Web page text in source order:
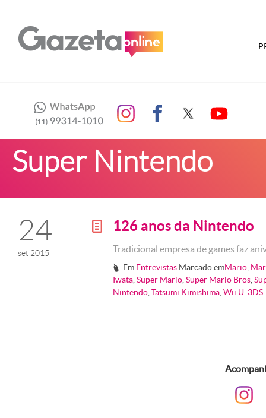
Super Nintendo
24
set 2015
g 126 anos da Nintendo
Tradicional empresa de games faz
# Em Entrevistas Marcado emMario
Iwata Super Mario Super Mario Bros
Nintendo Tatsumi Kimishima Wii U. 3DS